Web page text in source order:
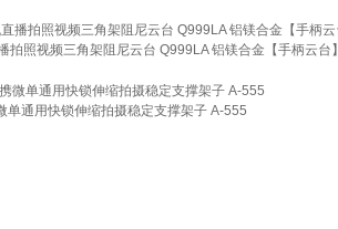
照视频三角架阻尼云台 Q999LA 铝镁合金【手柄云台】
通用快锁伸缩拍摄稳定支撑架子 A-555